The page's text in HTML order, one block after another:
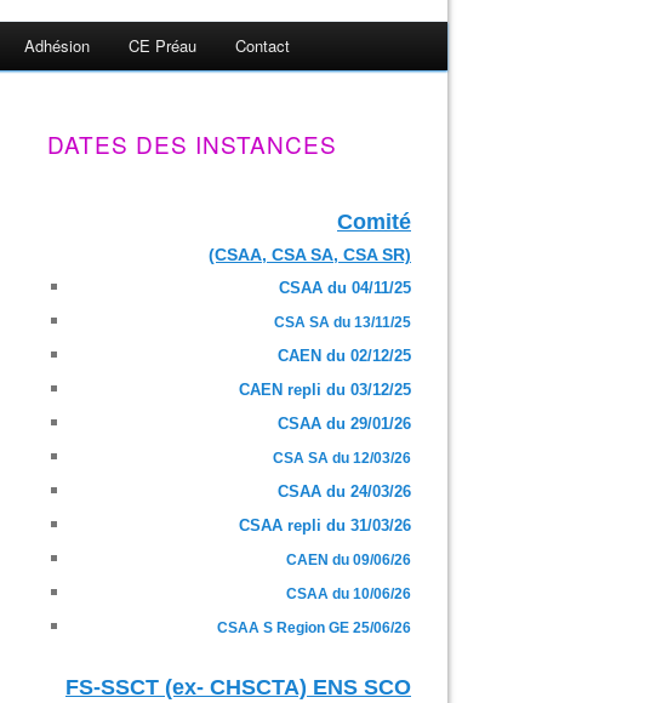
Adhésion CE Préau Contact
DATES DES INSTANCES
Comité
(CSAA, CSA SA, CSA SR)
CSAA du 04/11/25
CSA SA du 13/11/25
CAEN du 02/12/25
CAEN repli du 03/12/25
CSAA du 29/01/26
CSA SA du 12/03/26
CSAA du 24/03/26
CSAA repli du 31/03/26
CAEN du 09/06/26
CSAA du 10/06/26
CSAA S Region GE 25/06/26
FS-SSCT (ex- CHSCTA) ENS SCO